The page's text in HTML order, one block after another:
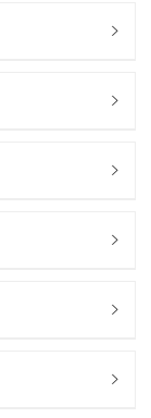





